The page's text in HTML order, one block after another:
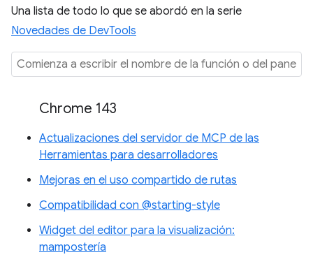
Una lista de todo lo que se abordó en la serie
Novedades de DevTools
Chrome 143
Actualizaciones del servidor de MCP de las
Herramientas para desarrolladores
Mejoras en el uso compartido de rutas
Compatibilidad con @starting-style
Widget del editor para la visualización:
mampostería